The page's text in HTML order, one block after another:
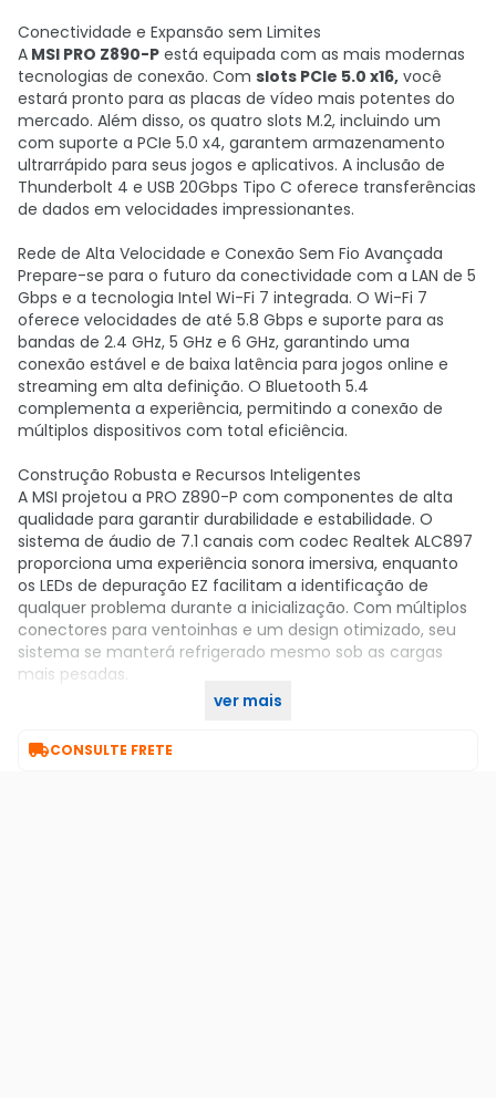
Conectividade e Expansão sem Limites
A MSI PRO Z890-P está equipada com as mais modernas
tecnologias de conexão. Com slots PCIe 5.0 x16, você
estará pronto para as placas de vídeo mais potentes do
mercado. Além disso, os quatro slots M.2, incluindo um
com suporte a PCIe 5.0 x4, garantem armazenamento
ultrarrápido para seus jogos e aplicativos. A inclusão de
Thunderbolt 4 e USB 20Gbps Tipo C oferece transferências
de dados em velocidades impressionantes.
Rede de Alta Velocidade e Conexão Sem Fio Avançada
Prepare-se para o futuro da conectividade com a LAN de 5
Gbps e a tecnologia Intel Wi-Fi 7 integrada. O Wi-Fi 7
oferece velocidades de até 5.8 Gbps e suporte para as
bandas de 2.4 GHz, 5 GHz e 6 GHz, garantindo uma
conexão estável e de baixa latência para jogos online e
streaming em alta definição. O Bluetooth 5.4
complementa a experiência, permitindo a conexão de
múltiplos dispositivos com total eficiência.
Construção Robusta e Recursos Inteligentes
A MSI projetou a PRO Z890-P com componentes de alta
qualidade para garantir durabilidade e estabilidade. O
sistema de áudio de 7.1 canais com codec Realtek ALC897
proporciona uma experiência sonora imersiva, enquanto
os LEDs de depuração EZ facilitam a identificação de
qualquer problema durante a inicialização. Com múltiplos
conectores para ventoinhas e um design otimizado, seu
sistema se manterá refrigerado mesmo sob as cargas
mais pesadas.
ver mais
CONSULTE FRETE